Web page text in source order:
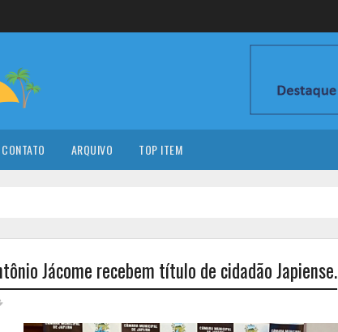
CONTATO ARQUIVO TOP ITEM
Jácome recebem título de cidadão Japiense.